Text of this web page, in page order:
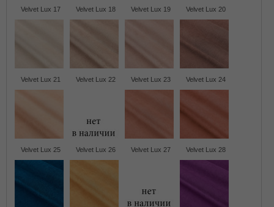
Velvet Lux 17 Velvet Lux 18 Velvet Lux 19 Velvet Lux 20
Velvet Lux 21 Velvet Lux 22 Velvet Lux 23 Velvet Lux 24
Velvet Lux 25 Velvet Lux 26 Velvet Lux 27 Velvet Lux 28